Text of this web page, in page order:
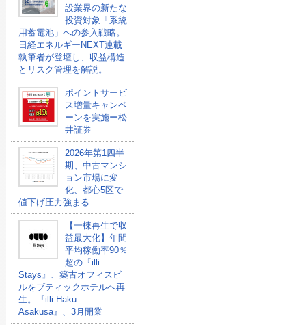
設業界の新たな
投資対象「系統
用蓄電池」への参入戦略。
日経エネルギーNEXT連載
執筆者が登壇し、収益構造
とリスク管理を解説。
ポイントサービ
ス増量キャンペ
ーンを実施ー松
井証券
2026年第1四半
期、中古マンシ
ョン市場に変
化、都心5区で
値下げ圧力強まる
【一棟再生で収
益最大化】年間
平均稼働率90％
超の『illi
Stays』、築古オフィスビ
ルをブティックホテルへ再
生。『illi Haku
Asakusa』、3月開業